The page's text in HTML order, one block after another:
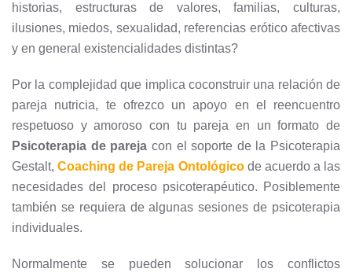
historias, estructuras de valores, familias, culturas,
ilusiones, miedos, sexualidad, referencias erótico afectivas
y en general existencialidades distintas?
Por la complejidad que implica coconstruir una relación de
pareja nutricia, te ofrezco un apoyo en el reencuentro
respetuoso y amoroso con tu pareja en un formato de
Psicoterapia de pareja con el soporte de la Psicoterapia
Gestalt,Coaching de Pareja Ontológicode acuerdo a las
necesidades del proceso psicoterapéutico. Posiblemente
también se requiera de algunas sesiones de psicoterapia
individuales.
Normalmente se pueden solucionar los conflictos